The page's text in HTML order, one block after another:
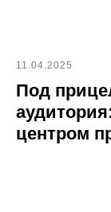
11.04.2025
Под
центром